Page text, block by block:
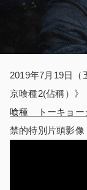
2019年7月19日（
京喰種2(佔稱）》
喰種 トーキョー
禁的特別片頭影像